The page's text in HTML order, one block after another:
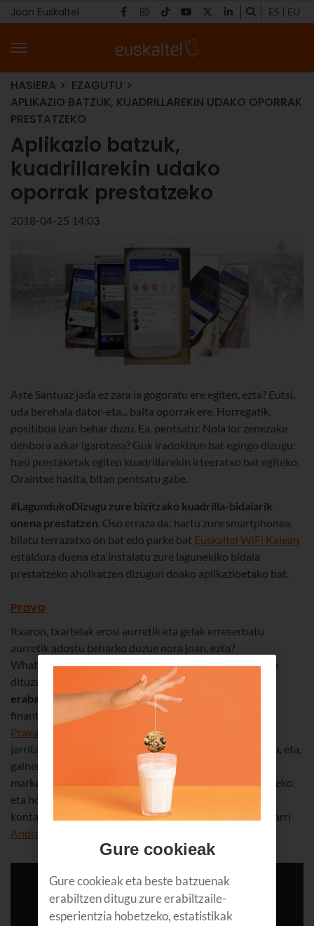
Joan Euskaltel ES EU
HASIERA
EZAGUTU
APLIKAZIO BATZUK, KUADRILLAREKIN UDAKO OPORRAK
PRESTATZEKO
Aplikazio batzuk,
kuadrillarekin udako
oporrak prestatzeko
2018-04-25 14:03
Aste Santuaz jada ez zara ia gogoratu ere egiten, ezta? Eutsi,
uda berehala dator-eta... baita oporrak ere. Horregatik,
positiboa izan behar duzu. Ea, pentsatu: Nola lor zenezake
denbora azkar igarotzea? Guk iradokizun bat egingo dizugu:
hasi prestaketak egiten kuadrillarekin irteeratxo bat egiteko.
Oraintxe hasita, bitan pentsatu gabe.
#LagundukoDizugu zure bizitzako kuadrilla-bidaiarik
onena prestatzen. Oso erraza da: hartu zure smartphonea,
bilatu terrazatxo on bat edo parke bat Euskaltel WiFi Kalean
estaldura duena eta instalatu zure lagunekiko bidaia
prestatzeko aholkatzen dizugun doako aplikazioetako bat.
Prava
Itxaron, txartelak erosi aurretik eta gelak erreserbatu
aurretik adostu beharko duzue nora joan, ezta?
WhatsAppeko beste talde bat ireki beharrean, jada asko
dituzu eta, sortu
kuadrilla-txat bat, guztion artean
erabakitzeko nora joan eta zer egin
finantzatzean inor ez galtzeko edo inork ihes ez egiteko,
Prava
sistema bat du, norberak
jarritako dirua erregistratzen duena. Oso erabilerraza da, eta,
gainera,
bat egin dezakezue bisitak
markatzeko eta
, kokapenak eta oharrak sartzeko,
eta hori parteka dezakezue gero sare sozialetan, zuen
kontaktuen aurrean harro agertzeko. Ingelesez eskuragarri
Android
Gure cookieak
Gure cookieak eta beste batzuenak
erabiltzen ditugu zure erabiltzaile-
esperientzia hobetzeko, estatistikak